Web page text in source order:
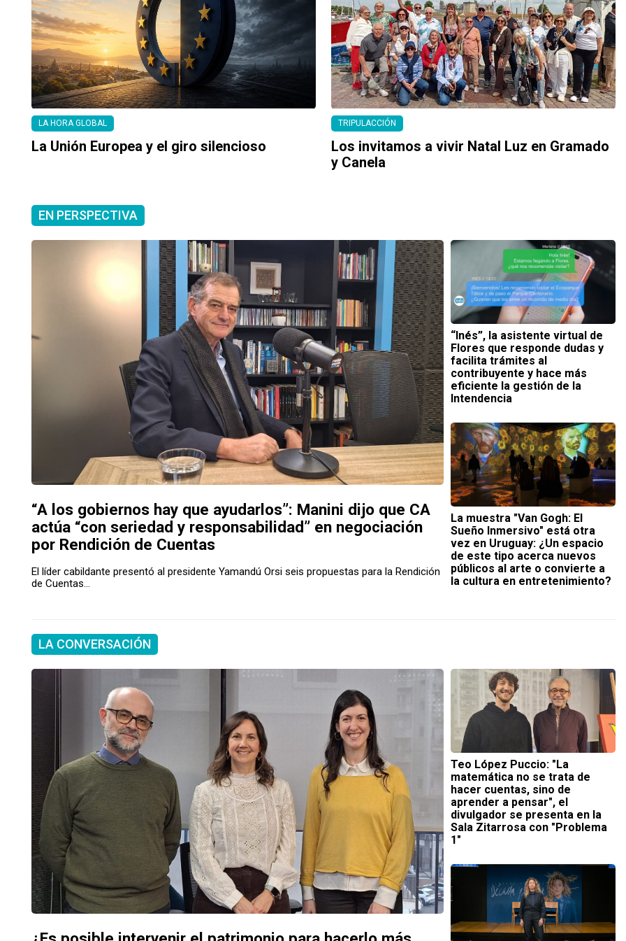
LA HORA GLOBAL
La Unión Europea y el giro silencioso
TRIPULACCIÓN
Los invitamos a vivir Natal Luz en Gramado
y Canela
EN PERSPECTIVA
“A los gobiernos hay que ayudarlos”: Manini dijo que CA
actúa “con seriedad y responsabilidad” en negociación
por Rendición de Cuentas
El líder cabildante presentó al presidente Yamandú Orsi seis propuestas para la Rendición
de Cuentas...
“Inés”, la asistente virtual de
Flores que responde dudas y
facilita trámites al
contribuyente y hace más
eficiente la gestión de la
Intendencia
La muestra "Van Gogh: El
Sueño Inmersivo" está otra
vez en Uruguay: ¿Un espacio
de este tipo acerca nuevos
públicos al arte o convierte a
la cultura en entretenimiento?
LA CONVERSACIÓN
Teo López Puccio: "La
matemática no se trata de
hacer cuentas, sino de
aprender a pensar", el
divulgador se presenta en la
Sala Zitarrosa con "Problema
1″